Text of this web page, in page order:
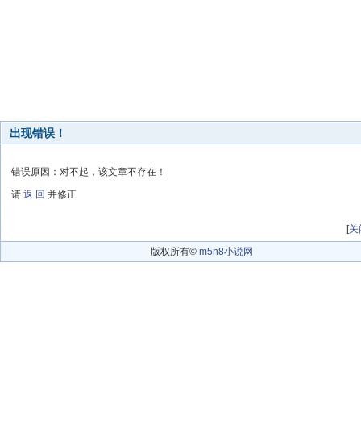
出现错误！
错误原因：对不起，该文章不存在！
请 返 回 并修正
[关
版权所有© m5n8小说网